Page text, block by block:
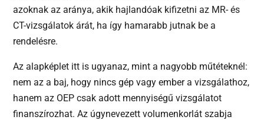
azoknak az aránya, akik hajlandóak kifizetni az MR- és
CT-vizsgálatok árát, ha így hamarabb jutnak be a
rendelésre.
Az alapképlet itt is ugyanaz, mint a nagyobb műtéteknél:
nem az a baj, hogy nincs gép vagy ember a vizsgálathoz,
hanem az OEP csak adott mennyiségű vizsgálatot
finanszírozhat. Az úgynevezett volumenkorlát szabja